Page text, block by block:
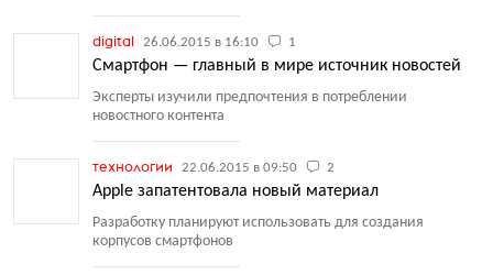
digital 26.06.2015 в 16:10 1
Смартфон — главный в мире источник новостей
Эксперты изучили предпочтения в потреблении
новостного контента
технологии 22.06.2015 в 09:50 2
Apple запатентовала новый материал
Разработку планируют использовать для создания
корпусов смартфонов